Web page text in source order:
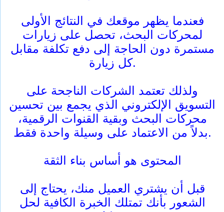
فعندما يظهر موقعك في النتائج الأولى
لمحركات البحث، تحصل على زيارات
مستمرة دون الحاجة إلى دفع تكلفة مقابل
كل زيارة.
ولذلك تعتمد الشركات الناجحة على
التسويق الإلكتروني الذي يجمع بين تحسين
محركات البحث وبقية القنوات الرقمية،
بدلاً من الاعتماد على وسيلة واحدة فقط.
المحتوى هو أساس بناء الثقة
قبل أن يشتري العميل منك، يحتاج إلى
الشعور بأنك تمتلك الخبرة الكافية لحل